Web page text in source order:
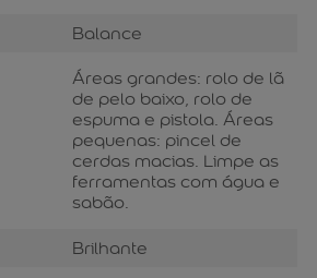
Balance
Áreas grandes: rolo de lã
de pelo baixo, rolo de
espuma e pistola. Áreas
pequenas: pincel de
cerdas macias. Limpe as
ferramentas com água e
sabão.
Brilhante